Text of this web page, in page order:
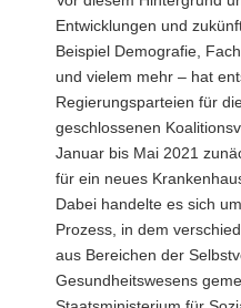
Entwicklungen und
Beispiel Demografie,
und vielem mehr – hat
Regierungsparteien für
geschlossenen
Januar bis Mai 2021
für ein neues
Dabei handelte es sich
Prozess, in dem
aus Bereichen der
Gesundheitswesens